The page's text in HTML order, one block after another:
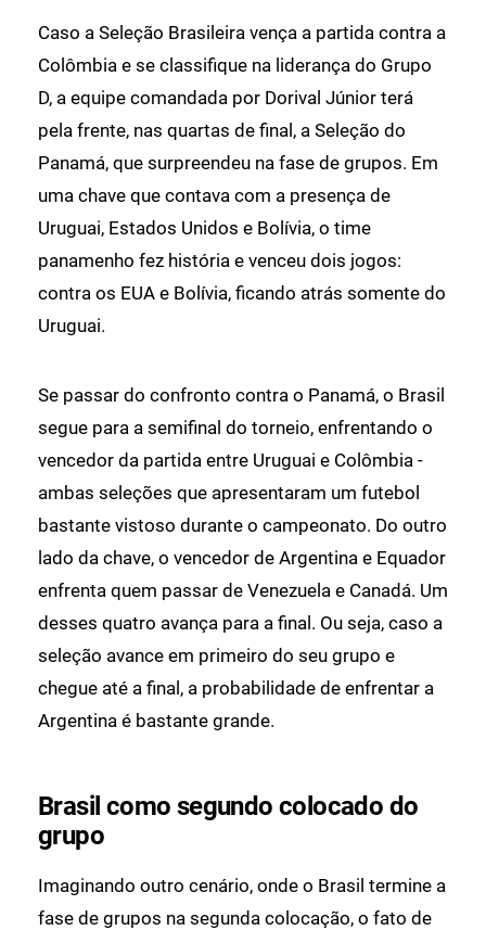
Caso a Seleção Brasileira vença a partida contra a
Colômbia e se classifique na liderança do Grupo
D, a equipe comandada por Dorival Júnior terá
pela frente, nas quartas de final, a Seleção do
Panamá, que surpreendeu na fase de grupos. Em
uma chave que contava com a presença de
Uruguai, Estados Unidos e Bolívia, o time
panamenho fez história e venceu dois jogos:
contra os EUA e Bolívia, ficando atrás somente do
Uruguai.
Se passar do confronto contra o Panamá, o Brasil
segue para a semifinal do torneio, enfrentando o
vencedor da partida entre Uruguai e Colômbia -
ambas seleções que apresentaram um futebol
bastante vistoso durante o campeonato. Do outro
lado da chave, o vencedor de Argentina e Equador
enfrenta quem passar de Venezuela e Canadá. Um
desses quatro avança para a final. Ou seja, caso a
seleção avance em primeiro do seu grupo e
chegue até a final, a probabilidade de enfrentar a
Argentina é bastante grande.
Brasil como segundo colocado do
grupo
Imaginando outro cenário, onde o Brasil termine a
fase de grupos na segunda colocação, o fato de